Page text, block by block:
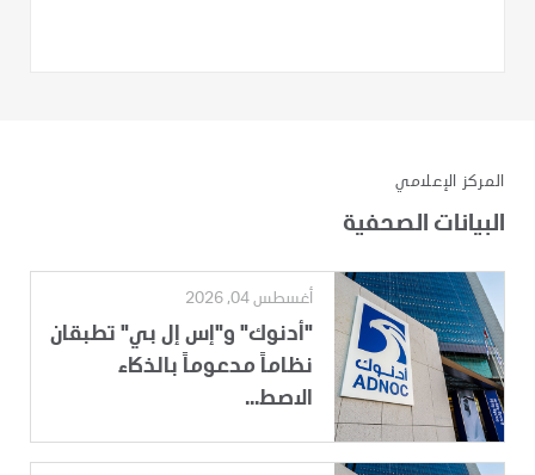
المركز الإعلامي
البيانات الصحفية
أغسطس 04, 2026
"أدنوك" و"إس إل بي" تطبقان
نظاماً مدعوماً بالذكاء
الاصط...